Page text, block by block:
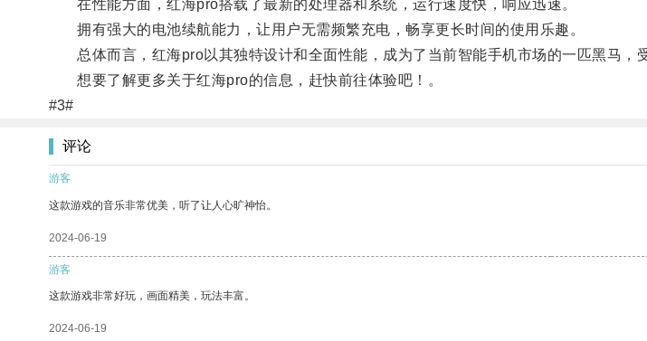
在性能方面，红海pro搭载了最新的处理器和系统，运行速度快，响应迅速。
拥有强大的电池续航能力，让用户无需频繁充电，畅享更长时间的使用乐趣。
总体而言，红海pro以其独特设计和全面性能，成为了当前智能手机市场的一匹黑马，受
想要了解更多关于红海pro的信息，赶快前往体验吧！。
#3#
评论
游客
这款游戏的音乐非常优美，听了让人心旷神怡。
2024-06-19
游客
这款游戏非常好玩，画面精美，玩法丰富。
2024-06-19